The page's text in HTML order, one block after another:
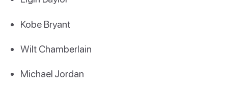
Kobe Bryant
Wilt Chamberlain
Michael Jordan